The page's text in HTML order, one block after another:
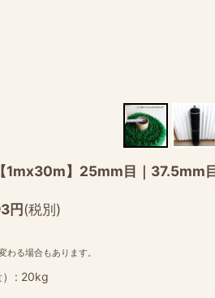
1mx30m】25mm目｜37.5mm
円(税別)
わる場合もあります。
: 20kg